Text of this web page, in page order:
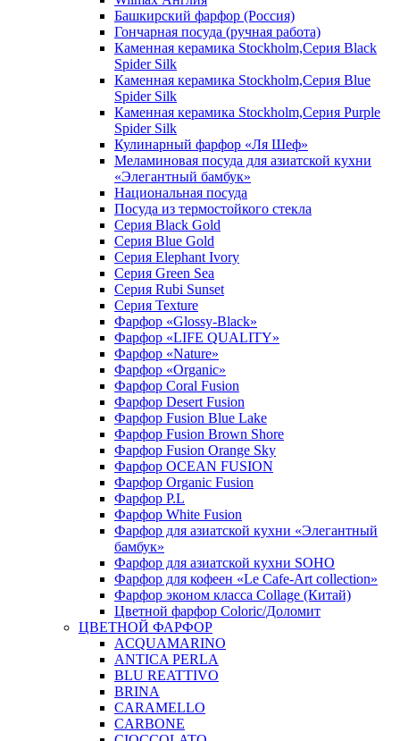
Башкирский фарфор (Россия)
Гончарная посуда (ручная работа)
Каменная керамика Stockholm,Серия Black
Spider Silk
Каменная керамика Stockholm,Серия Blue
Spider Silk
Каменная керамика Stockholm,Серия Purple
Spider Silk
Кулинарный фарфор «Ля Шеф»
Меламиновая посуда для азиатской кухни
«Элегантный бамбук»
Национальная посуда
Посуда из термостойкого стекла
Серия Black Gold
Серия Blue Gold
Серия Elephant Ivory
Серия Green Sea
Серия Rubi Sunset
Серия Texture
Фарфор «Glossy-Black»
Фарфор «LIFE QUALITY»
Фарфор «Nature»
Фарфор «Organic»
Фарфор Coral Fusion
Фарфор Desert Fusion
Фарфор Fusion Blue Lake
Фарфор Fusion Brown Shore
Фарфор Fusion Orange Sky
Фарфор OCEAN FUSION
Фарфор Organic Fusion
Фарфор P.L
Фарфор White Fusion
Фарфор для азиатской кухни «Элегантный
бамбук»
Фарфор для азиатской кухни SOHO
Фарфор для кофеен «Le Cafe-Art collection»
Фарфор эконом класса Collage (Китай)
Цветной фарфор Coloric/Доломит
ЦВЕТНОЙ ФАРФОР
ACQUAMARINO
ANTICA PERLA
BLU REATTIVO
BRINA
CARAMELLO
CARBONE